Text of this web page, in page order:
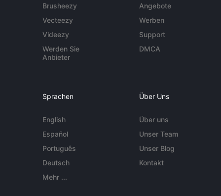
Brusheezy
Vecteezy
Videezy
Werden Sie
Anbieter
Angebote
Werben
Support
DMCA
Sprachen
English
Español
Português
Deutsch
Mehr ...
Über Uns
Über uns
Unser Team
Unser Blog
Kontakt